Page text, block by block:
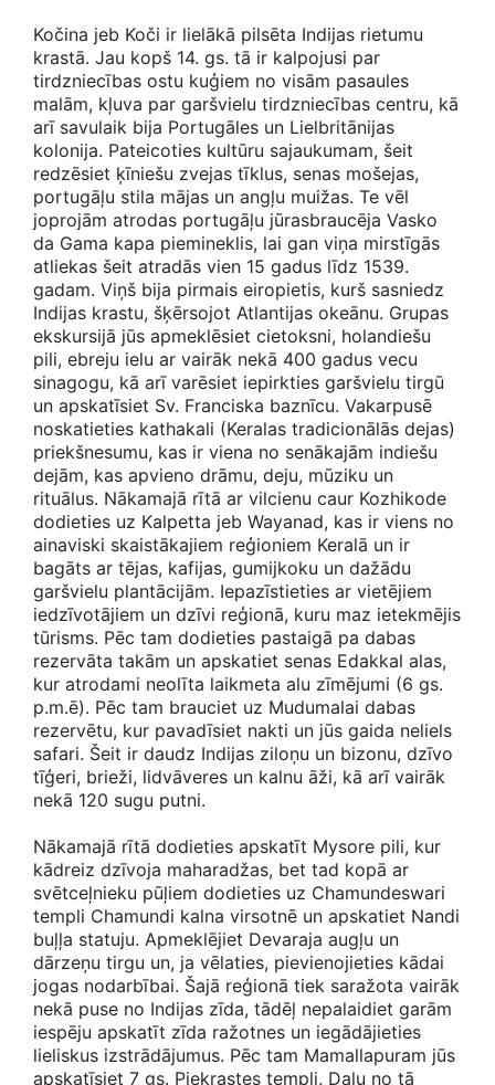
Kočina jeb Koči ir lielākā pilsēta Indijas rietumu
krastā. Jau kopš 14. gs. tā ir kalpojusi par
tirdzniecības ostu kuģiem no visām pasaules
malām, kļuva par garšvielu tirdzniecības centru, kā
arī savulaik bija Portugāles un Lielbritānijas
kolonija. Pateicoties kultūru sajaukumam, šeit
redzēsiet ķīniešu zvejas tīklus, senas mošejas,
portugāļu stila mājas un angļu muižas. Te vēl
joprojām atrodas portugāļu jūrasbraucēja Vasko
da Gama kapa piemineklis, lai gan viņa mirstīgās
atliekas šeit atradās vien 15 gadus līdz 1539.
gadam. Viņš bija pirmais eiropietis, kurš sasniedz
Indijas krastu, šķērsojot Atlantijas okeānu. Grupas
ekskursijā jūs apmeklēsiet cietoksni, holandiešu
pili, ebreju ielu ar vairāk nekā 400 gadus vecu
sinagogu, kā arī varēsiet iepirkties garšvielu tirgū
un apskatīsiet Sv. Franciska baznīcu. Vakarpusē
noskatieties kathakali (Keralas tradicionālās dejas)
priekšnesumu, kas ir viena no senākajām indiešu
dejām, kas apvieno drāmu, deju, mūziku un
rituālus. Nākamajā rītā ar vilcienu caur Kozhikode
dodieties uz Kalpetta jeb Wayanad, kas ir viens no
ainaviski skaistākajiem reģioniem Keralā un ir
bagāts ar tējas, kafijas, gumijkoku un dažādu
garšvielu plantācijām. Iepazīstieties ar vietējiem
iedzīvotājiem un dzīvi reģionā, kuru maz ietekmējis
tūrisms. Pēc tam dodieties pastaigā pa dabas
rezervāta takām un apskatiet senas Edakkal alas,
kur atrodami neolīta laikmeta alu zīmējumi (6 gs.
p.m.ē). Pēc tam brauciet uz Mudumalai dabas
rezervētu, kur pavadīsiet nakti un jūs gaida neliels
safari. Šeit ir daudz Indijas ziloņu un bizonu, dzīvo
tīģeri, brieži, lidvāveres un kalnu āži, kā arī vairāk
nekā 120 sugu putni.
Nākamajā rītā dodieties apskatīt Mysore pili, kur
kādreiz dzīvoja maharadžas, bet tad kopā ar
svētceļnieku pūļiem dodieties uz Chamundeswari
templi Chamundi kalna virsotnē un apskatiet Nandi
buļļa statuju. Apmeklējiet Devaraja augļu un
dārzeņu tirgu un, ja vēlaties, pievienojieties kādai
jogas nodarbībai. Šajā reģionā tiek saražota vairāk
nekā puse no Indijas zīda, tādēļ nepalaidiet garām
iespēju apskatīt zīda ražotnes un iegādājieties
lieliskus izstrādājumus. Pēc tam Mamallapuram jūs
apskatīsiet 7 gs. Piekrastes templi. Daļu no tā